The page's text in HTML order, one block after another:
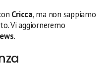
Cricca, ma non sappiamo
Vi aggiorneremo
.